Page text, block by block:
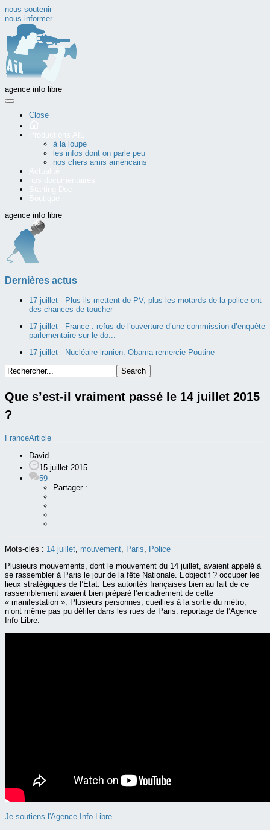
nous soutenir
nous informer
agence info libre
Close
à la loupe
les infos dont on parle peu
nos chers amis américains
agence info libre
Dernières actus
17 juillet - Plus ils mettent de PV, plus les motards de la police ont
des chances de toucher
17 juillet - France : refus de l’ouverture d’une commission d’enquête
parlementaire sur le do...
17 juillet - Nucléaire iranien: Obama remercie Poutine
Que s’est-il vraiment passé le 14 juillet 2015
?
FranceArticle
David
15 juillet 2015
59
Partager :
Mots-clés : 14 juillet, mouvement, Paris, Police
Plusieurs mouvements, dont le mouvement du 14 juillet, avaient appelé à
se rassembler à Paris le jour de la fête Nationale. L’objectif ? occuper les
lieux stratégiques de l’État. Les autorités françaises bien au fait de ce
rassemblement avaient bien préparé l’encadrement de cette
« manifestation ». Plusieurs personnes, cueillies à la sortie du métro,
n’ont même pas pu défiler dans les rues de Paris. reportage de l’Agence
Info Libre.
Je soutiens l'Agence Info Libre